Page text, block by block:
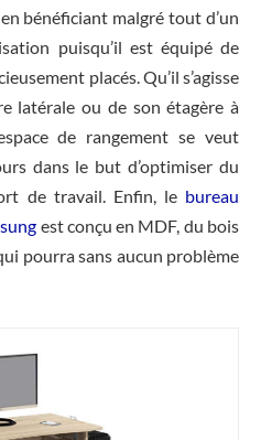
bénéficiant malgré tout d’un
puisqu’il est équipé de
placés. Qu’il s’agisse
latérale ou de son étagère à
de rangement se veut
dans le but d’optimiser du
de travail. Enfin, le bureau
est conçu en MDF, du bois
pourra sans aucun problème